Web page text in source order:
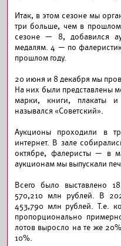
Итак, в этом сезоне мы
три больше, чем в
сезоне — 8, добавился
медалям. 4 — по
прошлом году.
20 июня и 8 декабря мы
На них были представлены
марки, книги, плакаты
назывался «Советский».
Аукционы проходили в
интернет. В зале
октябре, фалеристы — в
аукционам мы выпускали
Всего было выставлено
570,210 млн рублей. В
453,790 млн рублей. Т.е.
пропорционально
лотов выросло на те же
10%.